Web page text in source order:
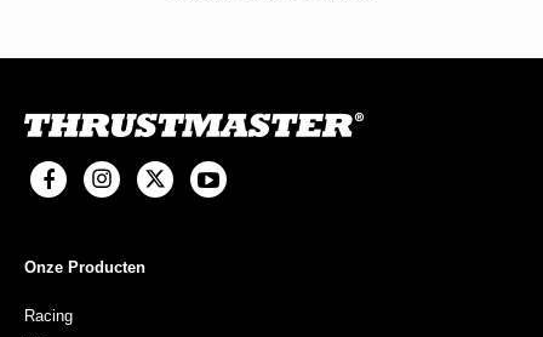
Onze Producten
Racing